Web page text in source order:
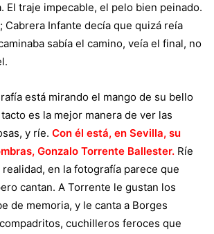
El traje impecable, el pelo bien peinado.
Cabrera Infante decía que quizá reía
sabía el camino, veía el final, no
está mirando el mango de su bello
es la mejor manera de ver las
y ríe. Con él está, en Sevilla, su
Gonzalo Torrente Ballester. Ríe
en la fotografía parece que
cantan. A Torrente le gustan los
de memoria, y le canta a Borges
cuchilleros feroces que